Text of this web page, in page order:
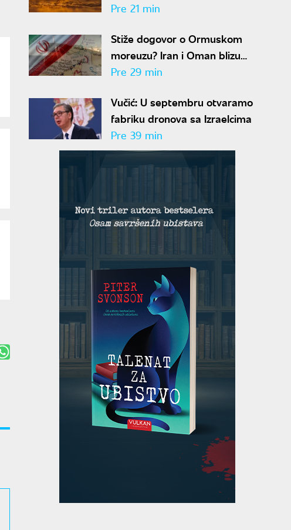
gde je najviše zaraženih
Pre 21 min
Stiže dogovor o Ormuskom
moreuzu? Iran i Oman blizu
rešenja za obnovu pomorskog
Pre 29 min
Vučić: U septembru otvaramo
fabriku dronova sa Izraelcima
Pre 39 min